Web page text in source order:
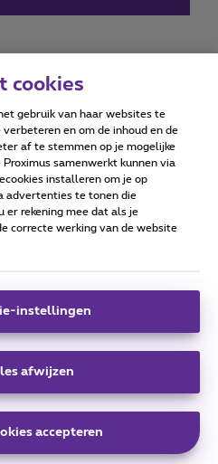
Accessibility statement
Proximus
beheerd conform het
Brussel.
cookies
gebruik van haar websites te
en om de inhoud en de
af te stemmen op je mogelijke
samenwerkt kunnen via
installeren om je op
advertenties te tonen die
er rekening mee dat als je
correcte werking van de website
instellingen
afwijzen
accepteren